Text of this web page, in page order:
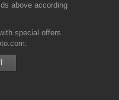
above according
special offers